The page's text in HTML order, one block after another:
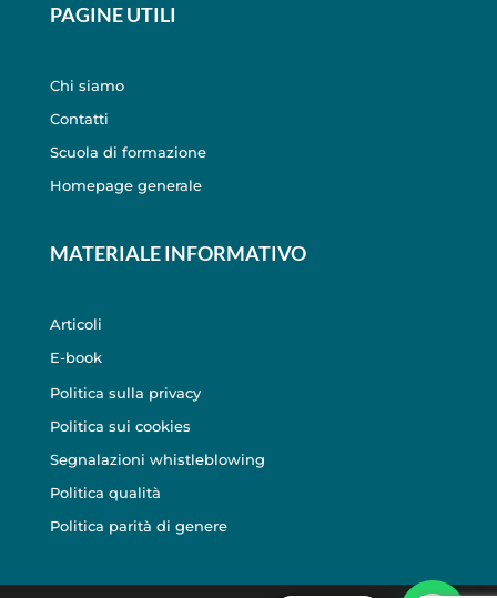
PAGINE UTILI
Chi siamo
Contatti
Scuola di formazione
Homepage generale
MATERIALE INFORMATIVO
Articoli
E-book
Politica sulla privacy
Politica sui cookies
Segnalazioni whistleblowing
Politica qualità
Politica parità di genere